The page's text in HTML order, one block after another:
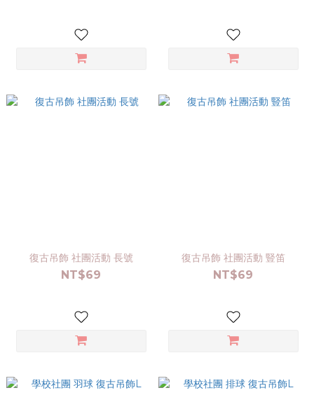
復古吊飾 社團活動 長號
NT$69
復古吊飾 社團活動 豎笛
NT$69